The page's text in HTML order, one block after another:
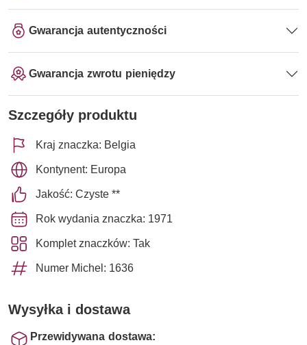
Gwarancja autentyczności
Gwarancja zwrotu pieniędzy
Szczegóły produktu
Kraj znaczka: Belgia
Kontynent: Europa
Jakość: Czyste **
Rok wydania znaczka: 1971
Komplet znaczków: Tak
Numer Michel: 1636
Wysyłka i dostawa
Przewidywana dostawa: